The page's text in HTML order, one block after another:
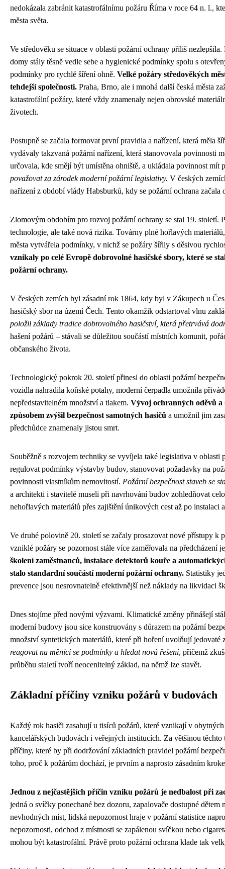
nedokázala zabránit katastrofálnímu požáru Říma v roce 64 n. l.,
města světa.
Ve středověku se situace v oblasti požární ochrany příliš
domy stály těsně vedle sebe a hygienické podmínky spolu s
podmínky pro rychlé šíření ohně. Velké požáry středověkých
tehdejší společnosti. Praha, Brno, ale i mnohá další česká města
katastrofální požáry, které vždy znamenaly nejen obrovské
životech.
Postupně se začala formovat první pravidla a nařízení, která měla
vydávaly takzvaná požární nařízení, která stanovovala povinnosti
určovala, kde smějí být umístěna ohniště, a ukládala povinnost mít
považovat za zárodek moderní požární legislativy. V českých
nařízení z období vlády Habsburků, kdy se požární ochrana začala
Zlomovým obdobím pro rozvoj požární ochrany se stal 19. století.
technologie, ale také nová rizika. Továrny plné hořlavých
města vytvářela podmínky, v nichž se požáry šířily s děsivou
vznikaly po celé Evropě dobrovolné hasičské sbory, které se
požární ochrany.
V českých zemích byl zásadní rok 1864, kdy byl v Zákupech u
hasičský sbor na území Čech. Tento okamžik odstartoval vlnu
položil základy tradice dobrovolného hasičství, která přetrvává
hašení požárů – stávali se důležitou součástí místních komunit,
občanského života.
Technologický pokrok 20. století přinesl do oblasti požární
vozidla nahradila koňské potahy, moderní čerpadla umožnila
nepředstavitelném množství a tlakem. Vývoj ochranných oděvů
způsobem zvýšil bezpečnost samotných hasičů a umožnil jim
předchůdce znamenaly jistou smrt.
Souběžně s rozvojem techniky se vyvíjela také legislativa v oblasti
regulovat podmínky výstavby budov, stanovovat požadavky na
povinnosti vlastníkům nemovitostí. Požární bezpečnost staveb se
a architekti i stavitelé museli při navrhování budov zohledňovat
nehořlavých materiálů přes zajištění únikových cest až po instalaci
Ve druhé polovině 20. století se začaly prosazovat nové přístupy k
vzniklé požáry se pozornost stále více zaměřovala na předcházení
školení zaměstnanců, instalace detektorů kouře a
stalo standardní součástí moderní požární ochrany. Statistiky
prevence jsou nesrovnatelně efektivnější než náklady na likvidaci
Dnes stojíme před novými výzvami. Klimatické změny přinášejí
moderní budovy jsou sice konstruovány s důrazem na požární
množství syntetických materiálů, které při hoření uvolňují jedovaté
reagovat na měnící se podmínky a hledat nová řešení, přičemž
průběhu staletí tvoří neocenitelný základ, na němž lze stavět.
Základní příčiny vzniku požárů v budovách
Každý rok hasiči zasahují u tisíců požárů, které vznikají v
kancelářských budovách i veřejných institucích. Za většinou
příčiny, které by při dodržování základních pravidel požární
toho, proč k požárům dochází, je prvním a naprosto zásadním
Jednou z nejčastějších příčin vzniku požárů je nedbalost při
jedná o svíčky ponechané bez dozoru, zapalovače dostupné
nevhodných míst, lidská nepozornost hraje v požární statistice
nepozornosti, odchod z místnosti se zapálenou svíčkou nebo
mohou být katastrofální. Právě proto požární ochrana klade tak